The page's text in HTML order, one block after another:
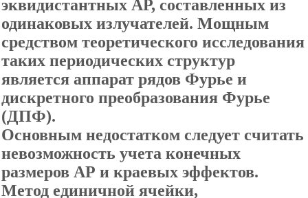
эквидистантных АР, составленных из
одинаковых излучателей. Мощным
средством теоретического исследования
таких периодических структур
является аппарат рядов Фурье и
дискретного преобразования Фурье
(ДПФ).
Основным недостатком следует считать
невозможность учета конечных
размеров АР и краевых эффектов.
Метод единичной ячейки,